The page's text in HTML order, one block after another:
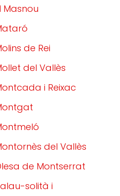
Masnou
de Rei
del Vallès
i Reixac
del Vallès
de Montserrat
solità i